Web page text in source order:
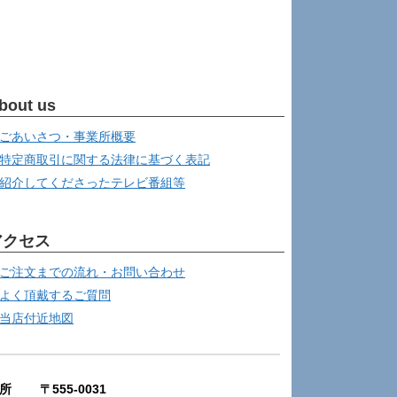
us
ごあいさつ・事業所概要
特定商取引に関する法律に基づく表記
紹介してくださったテレビ番組等
セス
ご注文までの流れ・お問い合わせ
よく頂戴するご質問
当店付近地図
所 〒555-0031